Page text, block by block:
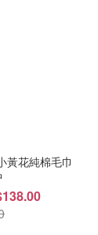
黃花純棉毛巾